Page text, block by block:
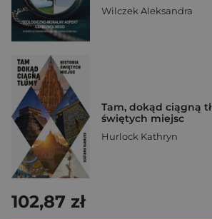
Wilczek Aleksandra
Tam, dokąd ciągną
świętych miejsc
Hurlock Kathryn
102,87 zł